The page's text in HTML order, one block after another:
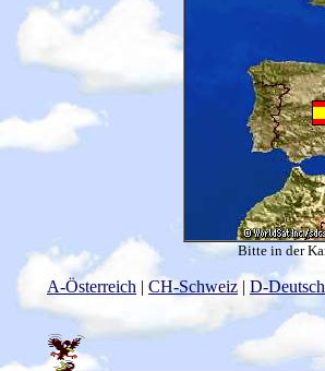
Bitte in der
A-Österreich | CH-Schweiz | D-